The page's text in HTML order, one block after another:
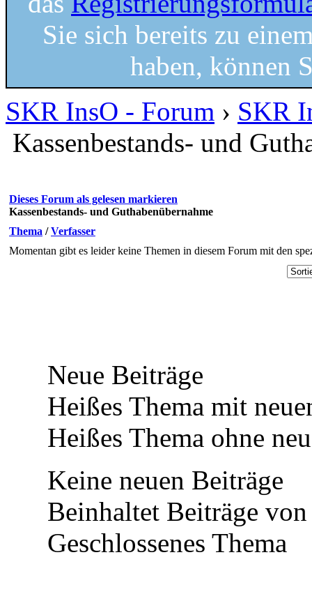
Sie sich bereits zu
haben, können
SKR InsO - Forum › SKR
Kassenbestands- und
Dieses Forum als gelesen markieren
Kassenbestands- und Guthabenübernahme
Thema /Verfasser
Momentan gibt es leider keine Themen in diesem Forum mit den
Neue Beiträge
Heißes Thema mit
Heißes Thema ohne
Keine neuen Beiträge
Beinhaltet Beiträge
Geschlossenes Thema